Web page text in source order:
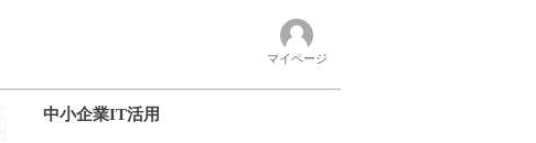
マイページ
中小企業IT活用